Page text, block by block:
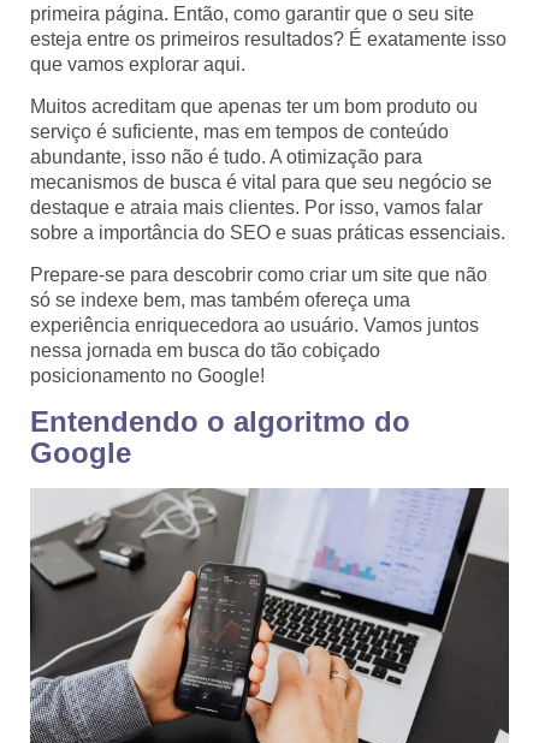
primeira página. Então, como garantir que o seu site
esteja entre os primeiros resultados? É exatamente isso
que vamos explorar aqui.
Muitos acreditam que apenas ter um bom produto ou
serviço é suficiente, mas em tempos de conteúdo
abundante, isso não é tudo. A otimização para
mecanismos de busca é vital para que seu negócio se
destaque e atraia mais clientes. Por isso, vamos falar
sobre a importância do SEO e suas práticas essenciais.
Prepare-se para descobrir como criar um site que não
só se indexe bem, mas também ofereça uma
experiência enriquecedora ao usuário. Vamos juntos
nessa jornada em busca do tão cobiçado
posicionamento no Google!
Entendendo o algoritmo do
Google